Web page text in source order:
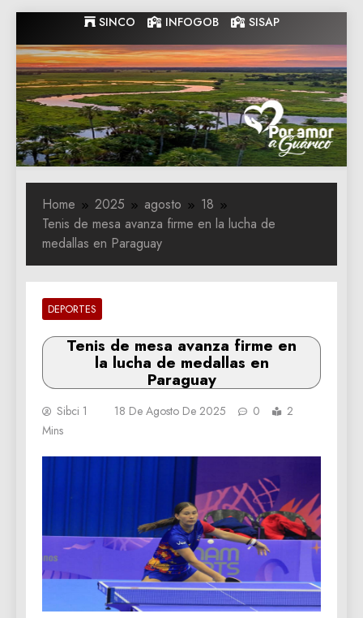
to
content
SINCO INFOGOB SISAP
Gobernacion
de Guarico
Gobernacion de Guarico
Home 2025 agosto
18
Tenis de mesa avanza firme en la lucha de
medallas en Paraguay
DEPORTES
Tenis de mesa avanza firme en
la lucha de medallas en
Paraguay
Sibci 1 18 De Agosto De 2025 0
2
Mins